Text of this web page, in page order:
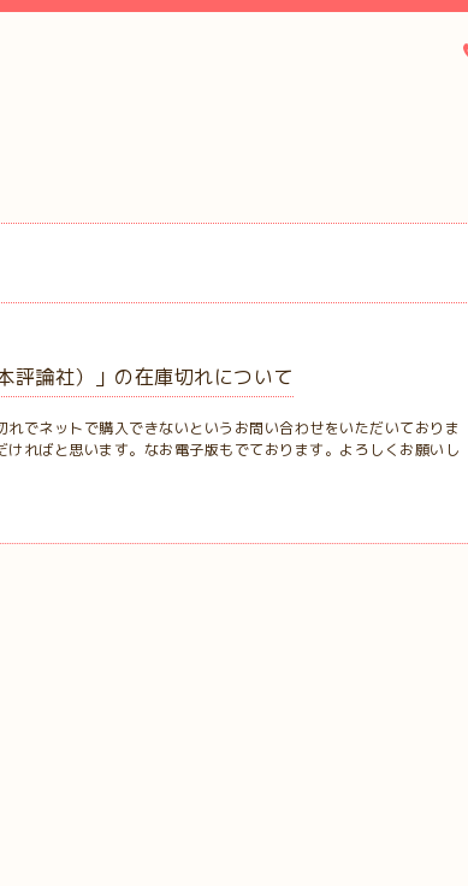
評論社）」の在庫切れについて
れでネットで購入できないというお問い合わせをいただいておりま
ればと思います。なお電子版もでております。よろしくお願いし